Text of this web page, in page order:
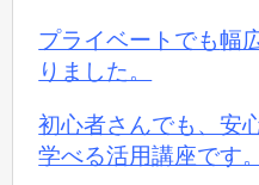
プライベートでも幅
りました。
初心者さんでも、安
学べる活用講座です。